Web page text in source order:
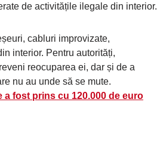
de activitățile ilegale din interior.
cabluri improvizate,
interior. Pentru autorități,
reocuparea ei, dar și de a
nu au unde să se mute.
fost prins cu 120.000 de euro